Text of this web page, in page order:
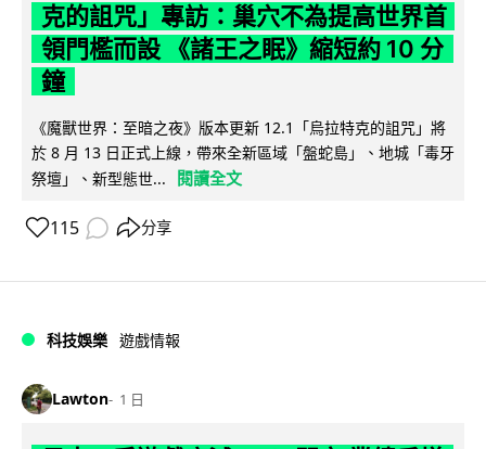
克的詛咒」專訪：巢穴不為提高世界首
領門檻而設 《諸王之眠》縮短約 10 分
鐘
《魔獸世界：至暗之夜》版本更新 12.1「烏拉特克的詛咒」將
於 8 月 13 日正式上線，帶來全新區域「盤蛇島」、地城「毒牙
祭壇」、新型態世...
閱讀全文
115 分享
科技娛樂 遊戲情報
Lawton 1 日